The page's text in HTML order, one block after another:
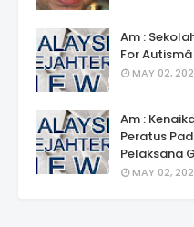
Am :
For
MAY 02,
Am :
Peratus
Pelaksana
MAY 02,